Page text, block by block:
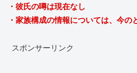
・彼氏の噂は現在なし
・家族構成の情報については、今
スポンサーリンク